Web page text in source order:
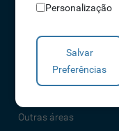
Acessos
Torniquetes
Parques Auto
Rondas e Serviços
Outras áreas
Personalização
Salvar
Preferências